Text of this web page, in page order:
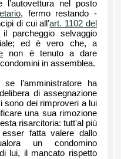
l’autovettura nel posto
, fermo restando -
di cui all’art. 1102 del
parcheggio selvaggio
ed è vero che, a
non è tenuto a dare
in assemblea.
l’amministratore ha
di assegnazione
sono dei rimproveri a lui
una sua rimozione
risarcitoria: tutt'al più
fatta valere dallo
un condomino
lui, il mancato rispetto